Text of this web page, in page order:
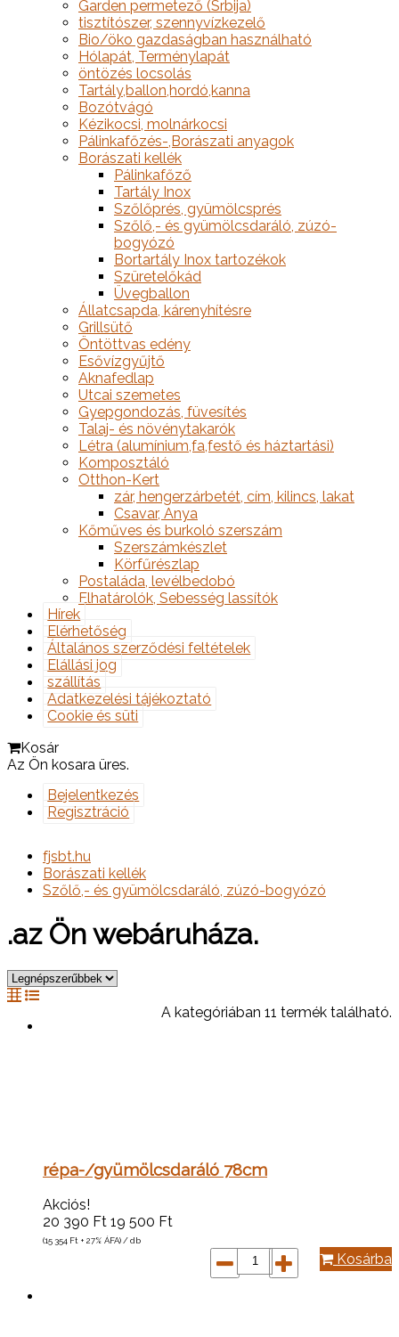
Garden permetező (Srbija)
tisztítószer, szennyvízkezelő
Bio/öko gazdaságban használható
Hólapát, Terménylapát
öntözés locsolás
Tartály,ballon,hordó,kanna
Bozótvágó
Kézikocsi, molnárkocsi
Pálinkafőzés-,Borászati anyagok
Borászati kellék
Pálinkafőző
Tartály Inox
Szőlőprés, gyümölcsprés
Szőlő,- és gyümölcsdaráló, zúzó-
bogyózó
Bortartály Inox tartozékok
Szüretelőkád
Üvegballon
Állatcsapda, kárenyhítésre
Grillsütő
Öntöttvas edény
Esővízgyűjtő
Aknafedlap
Utcai szemetes
Gyepgondozás, füvesítés
Talaj- és növénytakarók
Létra (alumínium,fa,festő és háztartási)
Komposztáló
Otthon-Kert
zár, hengerzárbetét, cím, kilincs, lakat
Csavar, Anya
Kőműves és burkoló szerszám
Szerszámkészlet
Körfűrészlap
Postaláda, levélbedobó
Elhatárolók, Sebesség lassítók
Hírek
Elérhetőség
Általános szerződési feltételek
Elállási jog
szállítás
Adatkezelési tájékoztató
Cookie és süti
Kosár
Az Ön kosara üres.
Bejelentkezés
Regisztráció
fjsbt.hu
Borászati kellék
Szőlő,- és gyümölcsdaráló, zúzó-bogyózó
.az Ön webáruháza.
A kategóriában 11 termék található.
répa-/gyümölcsdaráló 78cm
Akciós!
20 390 Ft 19 500 Ft
(15 354 Ft + 27% ÁFA) / db
Kosárba